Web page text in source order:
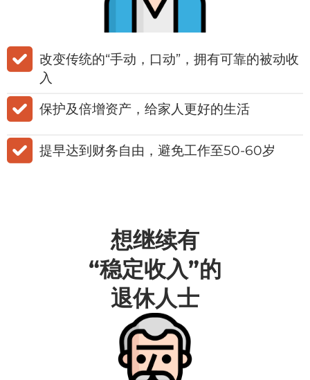
​改变传统的“手动，口动”，拥有可靠的被动收
入
​保护及倍增资产，给家人更好的生活
​提早达到财务自由，避免工作至50-60岁
想继续有
“稳定收入”的
退休人士